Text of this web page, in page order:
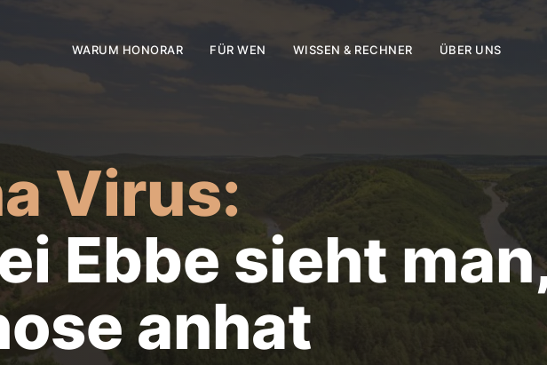
WARUM HONORAR FÜR WEN WISSEN & RECHNER ÜBER UNS
Virus:
Ebbe sieht
anhat